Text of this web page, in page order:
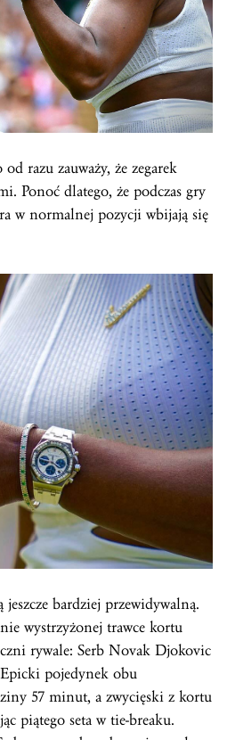
razu zauważy, że zegarek
Ponoć dlatego, że podczas gry
w normalnej pozycji wbijają się
bardziej przewidywalną.
wystrzyżonej trawce kortu
rywale: Serb Novak Djokovic
Epicki pojedynek obu
57 minut, a zwycięski z kortu
piątego seta w tie-breaku.